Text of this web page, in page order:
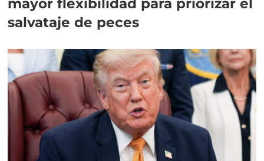
salvataje de peces